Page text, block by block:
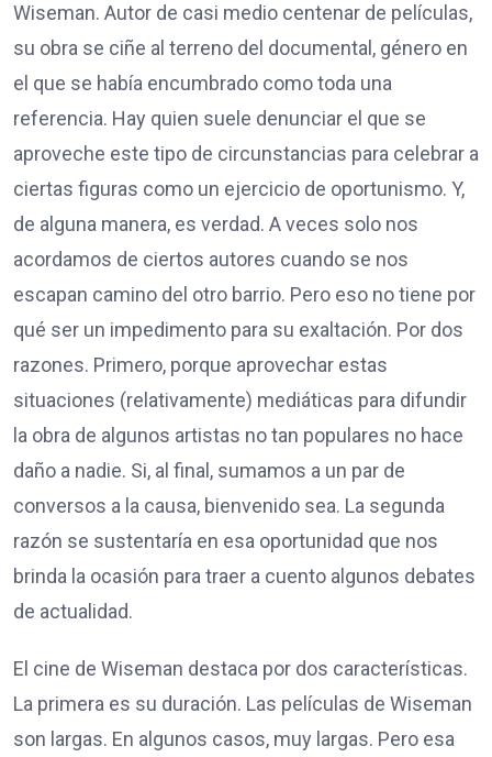
Wiseman. Autor de casi medio centenar de películas,
su obra se ciñe al terreno del documental, género en
el que se había encumbrado como toda una
referencia. Hay quien suele denunciar el que se
aproveche este tipo de circunstancias para celebrar a
ciertas figuras como un ejercicio de oportunismo. Y,
de alguna manera, es verdad. A veces solo nos
acordamos de ciertos autores cuando se nos
escapan camino del otro barrio. Pero eso no tiene por
qué ser un impedimento para su exaltación. Por dos
razones. Primero, porque aprovechar estas
situaciones (relativamente) mediáticas para difundir
la obra de algunos artistas no tan populares no hace
daño a nadie. Si, al final, sumamos a un par de
conversos a la causa, bienvenido sea. La segunda
razón se sustentaría en esa oportunidad que nos
brinda la ocasión para traer a cuento algunos debates
de actualidad.
El cine de Wiseman destaca por dos características.
La primera es su duración. Las películas de Wiseman
son largas. En algunos casos, muy largas. Pero esa